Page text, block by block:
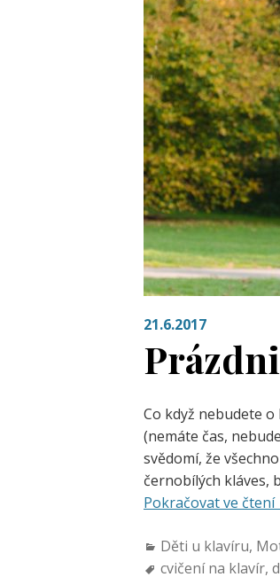
21.6.2017
Co když nebudete
(nemáte čas,
svědomí, že
černobílých kláves,
Pokračovat ve čtení
Děti u klavíru,
cvičení na klavír,